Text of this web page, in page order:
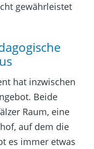
gewährleistet
hat inzwischen
Beide
Raum, eine
auf dem die
es immer etwas